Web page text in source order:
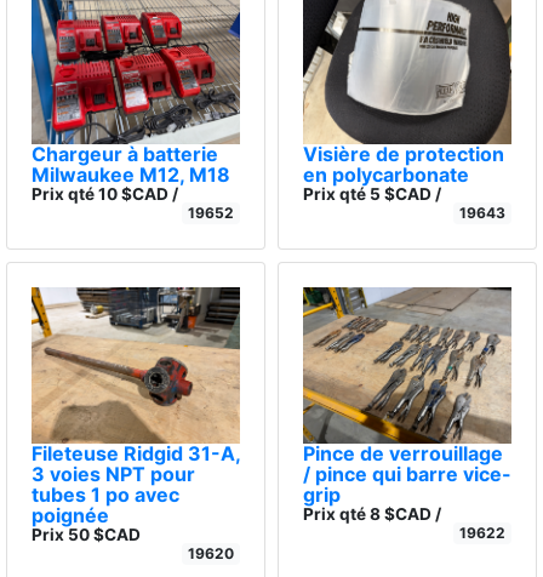
Chargeur à batterie
Milwaukee M12, M18
Prix qté 10 $CAD /
19652
Visière de protection
en polycarbonate
Prix qté 5 $CAD /
19643
Fileteuse Ridgid 31-A,
3 voies NPT pour
tubes 1 po avec
poignée
Prix 50 $CAD
19620
Pince de verrouillage
/ pince qui barre vice-
grip
Prix qté 8 $CAD /
19622